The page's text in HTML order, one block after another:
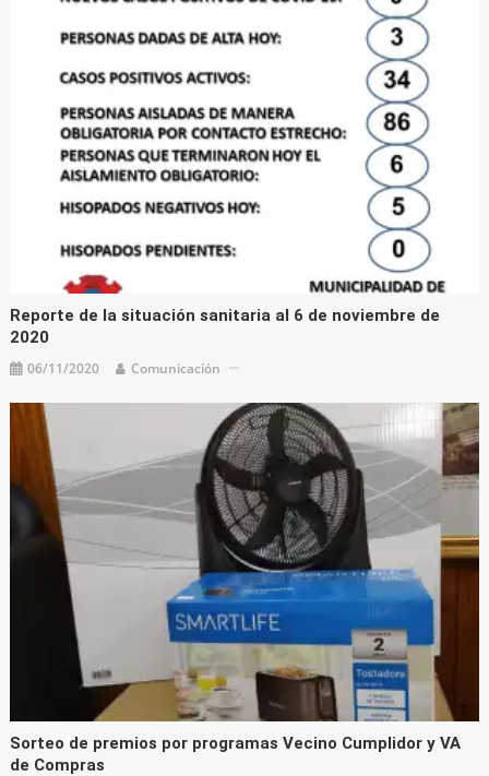
Reporte de la situación sanitaria al 6 de noviembre de
2020
06/11/2020 Comunicación
Sorteo de premios por programas Vecino Cumplidor y VA
de Compras